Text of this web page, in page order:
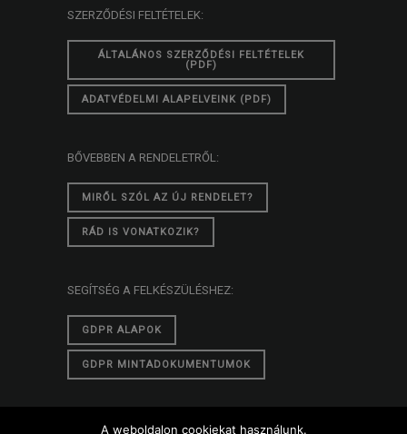
SZERZŐDÉSI FELTÉTELEK:
ÁLTALÁNOS SZERZŐDÉSI FELTÉTELEK
(PDF)
ADATVÉDELMI ALAPELVEINK (PDF)
BŐVEBBEN A RENDELETRŐL:
MIRŐL SZÓL AZ ÚJ RENDELET?
RÁD IS VONATKOZIK?
SEGÍTSÉG A FELKÉSZÜLÉSHEZ:
GDPR ALAPOK
GDPR MINTADOKUMENTUMOK
A weboldalon cookiekat használunk.